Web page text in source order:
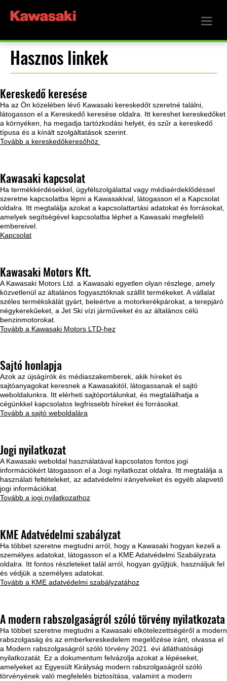
Hasznos linkek
Kereskedő keresése
Ha az Ön közelében lévő Kawasaki kereskedőt szeretné találni,
látogasson el a Kereskedő keresése oldalra. Itt kereshet kereskedőket
a környéken, ha megadja tartózkodási helyét, és szűr a kereskedő
típusa és a kínált szolgáltatások szerint.
Tovább a kereskedőkeresőhöz
Kawasaki kapcsolat
Ha termékkérdésekkel, ügyfélszolgálattal vagy médiaérdeklődéssel
szeretne kapcsolatba lépni a Kawasakival, látogasson el a Kapcsolat
oldalra. Itt megtalálja azokat a kapcsolattartási adatokat és forrásokat,
amelyek segítségével kapcsolatba léphet a Kawasaki megfelelő
embereivel.
Kapcsolat
Kawasaki Motors Kft.
A Kawasaki Motors Ltd. a Kawasaki egyetlen olyan részlege, amely
közvetlenül az általános fogyasztóknak szállít termékeket. A vállalat
széles termékskálát gyárt, beleértve a motorkerékpárokat, a terepjáró
négykerekűeket, a Jet Ski vízi járműveket és az általános célú
benzinmotorokat.
Tovább a Kawasaki Motors LTD-hez
Sajtó honlapja
Azok az újságírók és médiaszakemberek, akik híreket és
sajtóanyagokat keresnek a Kawasakitól, látogassanak el sajtó
weboldalunkra. Itt elérheti sajtóportálunkat, és megtalálhatja a
cégünkkel kapcsolatos legfrissebb híreket és forrásokat.
Tovább a sajtó weboldalára
Jogi nyilatkozat
A Kawasaki weboldal használatával kapcsolatos fontos jogi
információkért látogasson el a Jogi nyilatkozat oldalra. Itt megtalálja a
használati feltételeket, az adatvédelmi irányelveket és egyéb alapvető
jogi információkat.
Tovább a jogi nyilatkozathoz
KME Adatvédelmi szabályzat
Ha többet szeretne megtudni arról, hogy a Kawasaki hogyan kezeli a
személyes adatokat, látogasson el a KME Adatvédelmi Szabályzata
oldalra. Itt fontos részleteket talál arról, hogyan gyűjtjük, használjuk fel
és védjük a személyes adatokat.
Tovább a KME adatvédelmi szabályzatához
A modern rabszolgaságról szóló törvény nyilatkozata
Ha többet szeretne megtudni a Kawasaki elkötelezettségéről a modern
rabszolgaság és az emberkereskedelem megelőzése iránt, olvassa el
a Modern rabszolgaságról szóló törvény 2021. évi átláthatósági
nyilatkozatát. Ez a dokumentum felvázolja azokat a lépéseket,
amelyeket az Egyesült Királyság modern rabszolgaságról szóló
törvényének való megfelelés biztosítása, valamint a modern